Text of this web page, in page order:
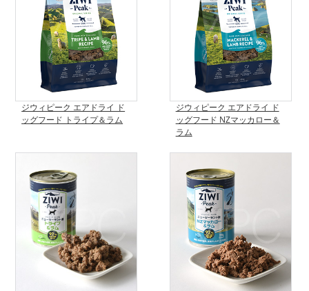
ジウィピーク エアドライ ド
ッグフード トライプ＆ラム
ジウィピーク エアドライ ド
ッグフード NZマッカロー＆
ラム